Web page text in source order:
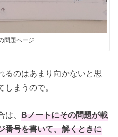
問題ページ
るのはあまり向かないと思
まうので。
は、Bノートにその問題が載
番号を書いて、解くときに